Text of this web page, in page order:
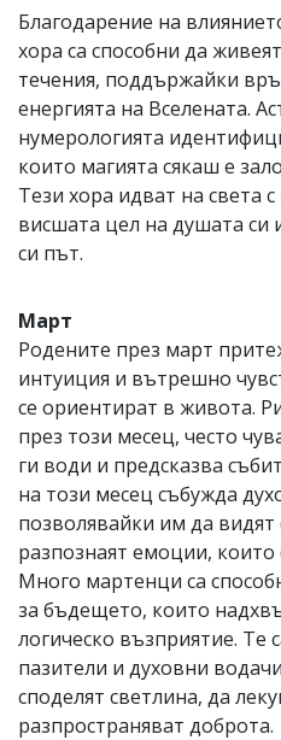
Благодарение на
хора са способни да
течения, поддържайки
енергията на Вселената.
нумерологията
които магията сякаш е
Тези хора идват на света
висшата цел на душата си
си път.
Март
Родените през март
интуиция и вътрешно
се ориентират в живота.
през този месец, често
ги води и предсказва
на този месец събужда
позволявайки им да видят
разпознаят емоции, които
Много мартенци са
за бъдещето, които
логическо възприятие. Те
пазители и духовни
споделят светлина, да
разпространяват доброта.